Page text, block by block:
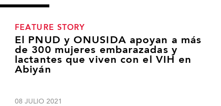
FEATURE STORY
El PNUD y ONUSIDA apoyan a más
de 300 mujeres embarazadas y
lactantes que viven con el VIH en
Abiyán
08 JULIO 2021